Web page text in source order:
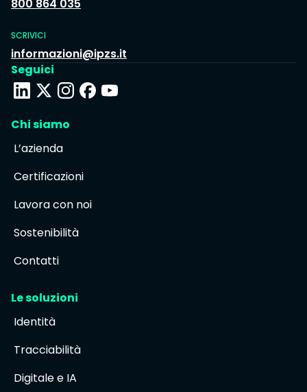
800 864 035
SCRIVICI
informazioni@ipzs.it
Seguici
Chi siamo
L’azienda
Certificazioni
Lavora con noi
Sostenibilità
Contatti
Le soluzioni
Identità
Tracciabilità
Digitale e IA